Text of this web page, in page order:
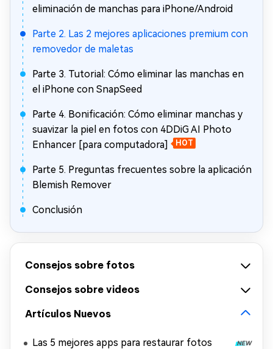
eliminación de manchas para iPhone/Android
Parte 2. Las 2 mejores aplicaciones premium con
removedor de maletas
Parte 3. Tutorial: Cómo eliminar las manchas en
el iPhone con SnapSeed
Parte 4. Bonificación: Cómo eliminar manchas y
suavizar la piel en fotos con 4DDiG AI Photo
Enhancer [para computadora]
HOT
Parte 5. Preguntas frecuentes sobre la aplicación
Blemish Remover
Conclusión
Consejos sobre fotos
Consejos sobre videos
Artículos Nuevos
Las 5 mejores apps para restaurar fotos